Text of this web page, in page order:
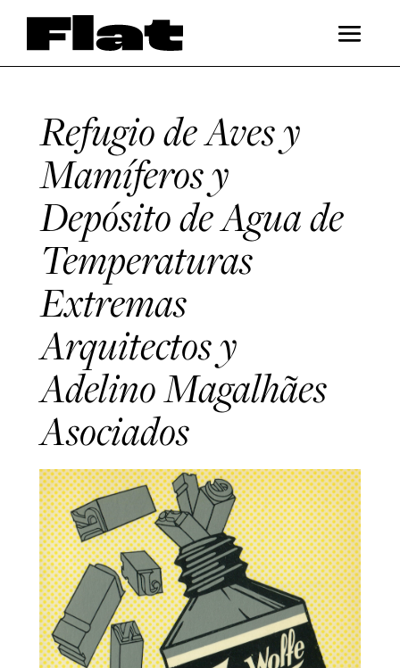
Refugio de Aves y
Mamíferos y
Depósito de Agua de
Temperaturas
Extremas
Arquitectos y
Adelino Magalhães
Asociados